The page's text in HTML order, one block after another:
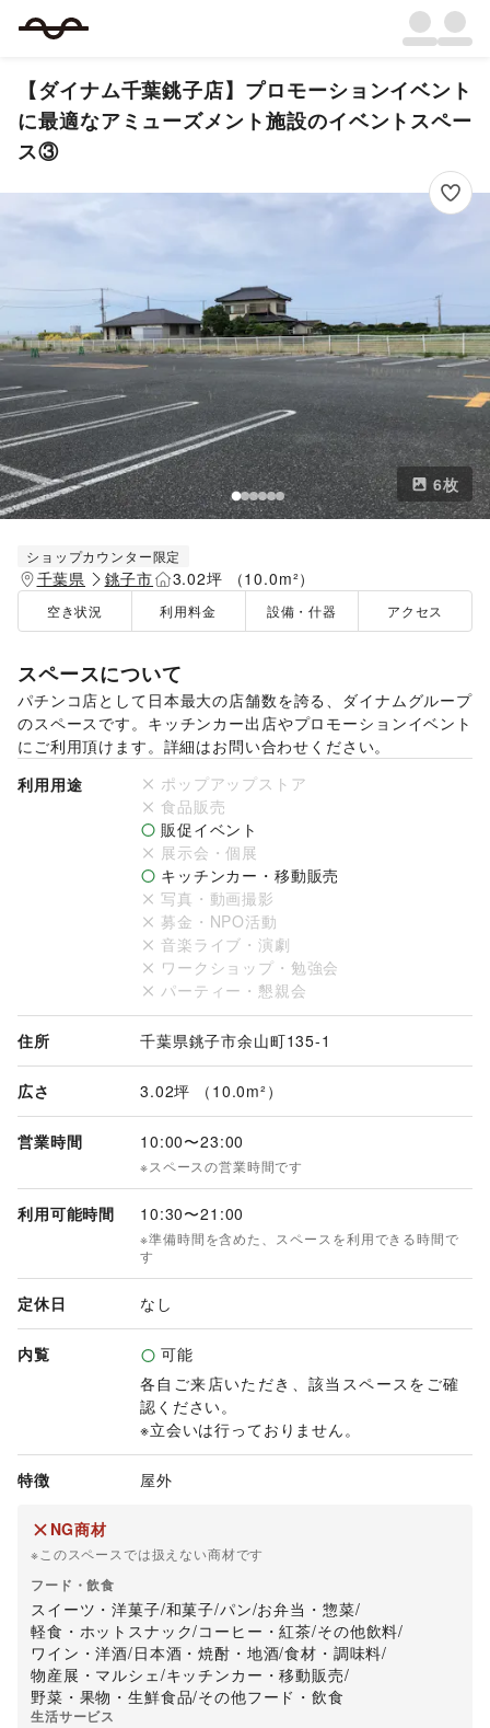
【ダイナム千葉銚子店】プロモーションイベント
に最適なアミューズメント施設のイベントスペー
ス③
6枚
ショップカウンター限定
千葉県 銚子市 3.02坪 （10.0m²）
空き状況 利用料金 設備・什器 アクセス
スペースについて
パチンコ店として日本最大の店舗数を誇る、ダイナムグループ
のスペースです。キッチンカー出店やプロモーションイベント
にご利用頂けます。詳細はお問い合わせください。
利用用途
ポップアップストア
食品販売
販促イベント
展示会・個展
キッチンカー・移動販売
写真・動画撮影
募金・NPO活動
音楽ライブ・演劇
ワークショップ・勉強会
パーティー・懇親会
住所 千葉県銚子市余山町135-1
広さ 3.02坪 （10.0m²）
営業時間 10:00〜23:00
※スペースの営業時間です
利用可能時間 10:30〜21:00
※準備時間を含めた、スペースを利用できる時間で
す
定休日 なし
内覧
可能
各自ご来店いただき、該当スペースをご確
認ください。
※立会いは行っておりません。
特徴 屋外
NG商材
※このスペースでは扱えない商材です
フード・飲食
スイーツ・洋菓子/和菓子/パン/お弁当・惣菜/
軽食・ホットスナック/コーヒー・紅茶/その他飲料/
ワイン・洋酒/日本酒・焼酎・地酒/食材・調味料/
物産展・マルシェ/キッチンカー・移動販売/
野菜・果物・生鮮食品/その他フード・飲食
生活サービス